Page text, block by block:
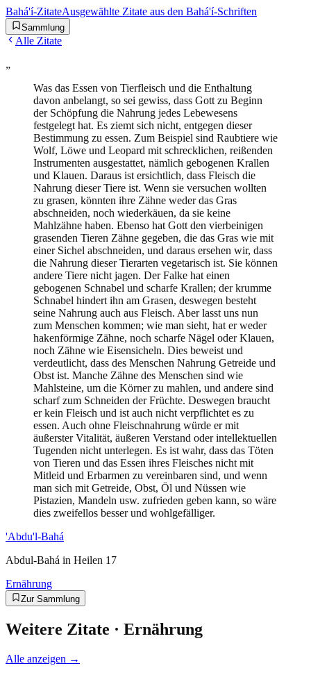
Bahá'í-ZitateAusgewählte Zitate aus den Bahá'í-Schriften
Sammlung
Alle Zitate
„
Was das Essen von Tierfleisch und die Enthaltung
davon anbelangt, so sei gewiss, dass Gott zu Beginn
der Schöpfung die Nahrung jedes Lebewesens
festgelegt hat. Es ziemt sich nicht, entgegen dieser
Bestimmung zu essen. Zum Beispiel sind Raubtiere wie
Wolf, Löwe und Leopard mit schrecklichen, reißenden
Instrumenten ausgestattet, nämlich gebogenen Krallen
und Klauen. Daraus ist ersichtlich, dass Fleisch die
Nahrung dieser Tiere ist. Wenn sie versuchen wollten
zu grasen, könnten ihre Zähne weder das Gras
abschneiden, noch wiederkäuen, da sie keine
Mahlzähne haben. Ebenso hat Gott den vierbeinigen
grasenden Tieren Zähne gegeben, die das Gras wie mit
einer Sichel abschneiden, und daraus ersehen wir, dass
die Nahrung dieser Tierarten vegetarisch ist. Sie können
andere Tiere nicht jagen. Der Falke hat einen
gebogenen Schnabel und scharfe Krallen; der krumme
Schnabel hindert ihn am Grasen, deswegen besteht
seine Nahrung auch aus Fleisch. Aber lasst uns nun
zum Menschen kommen; wie man sieht, hat er weder
hakenförmige Zähne, noch scharfe Nägel oder Klauen,
noch Zähne wie Eisensicheln. Dies beweist und
verdeutlicht, dass des Menschen Nahrung Getreide und
Obst ist. Manche Zähne des Menschen sind wie
Mahlsteine, um die Körner zu mahlen, und andere sind
scharf zum Schneiden der Früchte. Deswegen braucht
er kein Fleisch und ist auch nicht verpflichtet es zu
essen. Auch ohne Fleischnahrung würde er mit
äußerster Vitalität, äußeren Verstand oder intellektuellen
Tugenden nicht unterlegen. Es ist wahr, dass das Töten
von Tieren und das Essen ihres Fleisches nicht mit
Mitleid und Erbarmen zu vereinbaren sind, und wenn
man sich mit Getreide, Obst, Öl und Nüssen wie
Pistazien, Mandeln usw. zufrieden geben kann, so wäre
dies zweifellos besser und wohlgefälliger.
'Abdu'l-Bahá
Abdul-Bahá in Heilen 17
Ernährung
Zur Sammlung
Weitere Zitate · Ernährung
Alle anzeigen →